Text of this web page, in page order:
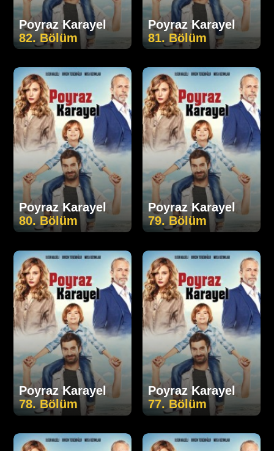
Poyraz Karayel
82. Bölüm
Poyraz Karayel
81. Bölüm
Poyraz Karayel
80. Bölüm
Poyraz Karayel
79. Bölüm
Poyraz Karayel
78. Bölüm
Poyraz Karayel
77. Bölüm